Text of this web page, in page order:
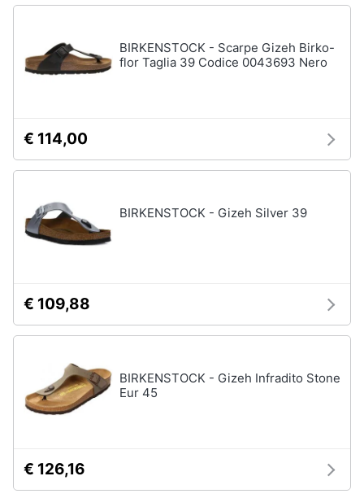
BIRKENSTOCK - Scarpe Gizeh Birko-
flor Taglia 39 Codice 0043693 Nero
€ 114,00
BIRKENSTOCK - Gizeh Silver 39
€ 109,88
BIRKENSTOCK - Gizeh Infradito Stone
Eur 45
€ 126,16